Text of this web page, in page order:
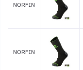
NORFIN
NORFIN